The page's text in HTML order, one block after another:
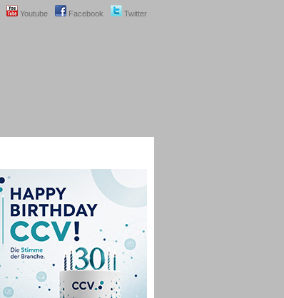
Twitter
Facebook
Youtube